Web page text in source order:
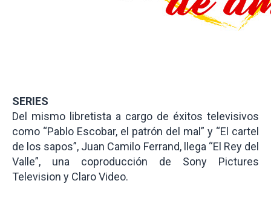
SERIES
Del mismo libretista a cargo de éxitos televisivos
como “Pablo Escobar, el patrón del mal” y “El cartel
de los sapos”, Juan Camilo Ferrand, llega “El Rey del
Valle”, una coproducción de Sony Pictures
Television y Claro Video.